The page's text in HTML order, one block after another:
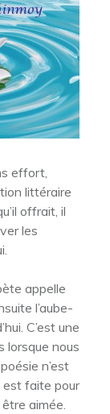
effort,
littéraire
offrait, il
les
appelle
l’aube-
C’est une
lorsque nous
n’est
est faite pour
aimée.